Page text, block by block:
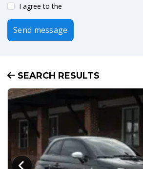
I agree to the
Send message
SEARCH RESULTS